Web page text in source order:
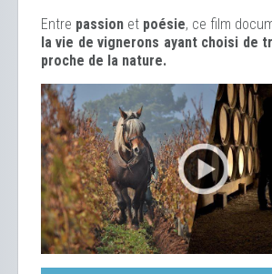
Entre passion et poésie, ce film
la vie de vignerons ayant choisi de
proche de la nature.